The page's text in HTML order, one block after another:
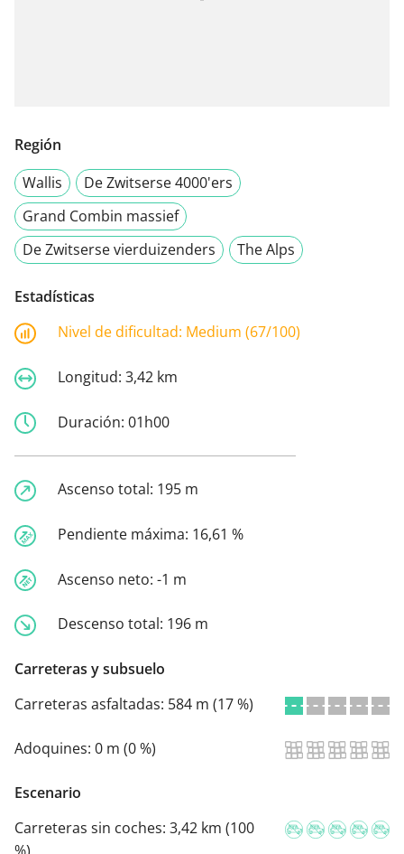
Región
Wallis
De Zwitserse 4000'ers
Grand Combin massief
De Zwitserse vierduizenders
The Alps
Estadísticas
Nivel de dificultad: Medium (67/100)
Longitud: 3,42 km
Duración: 01h00
Ascenso total: 195 m
Pendiente máxima: 16,61 %
Ascenso neto: -1 m
Descenso total: 196 m
Carreteras y subsuelo
Carreteras asfaltadas: 584 m (17 %)
Adoquines: 0 m (0 %)
Escenario
Carreteras sin coches: 3,42 km (100